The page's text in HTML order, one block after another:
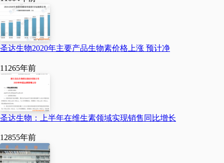
市场规模为5621万美元，占全球
圣达生物2020年主要产品生物素价格上涨 预计净
11265年前
圣达生物：上半年在维生素领域实现销售同比增长
12855年前